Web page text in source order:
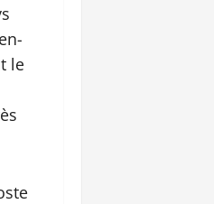
le